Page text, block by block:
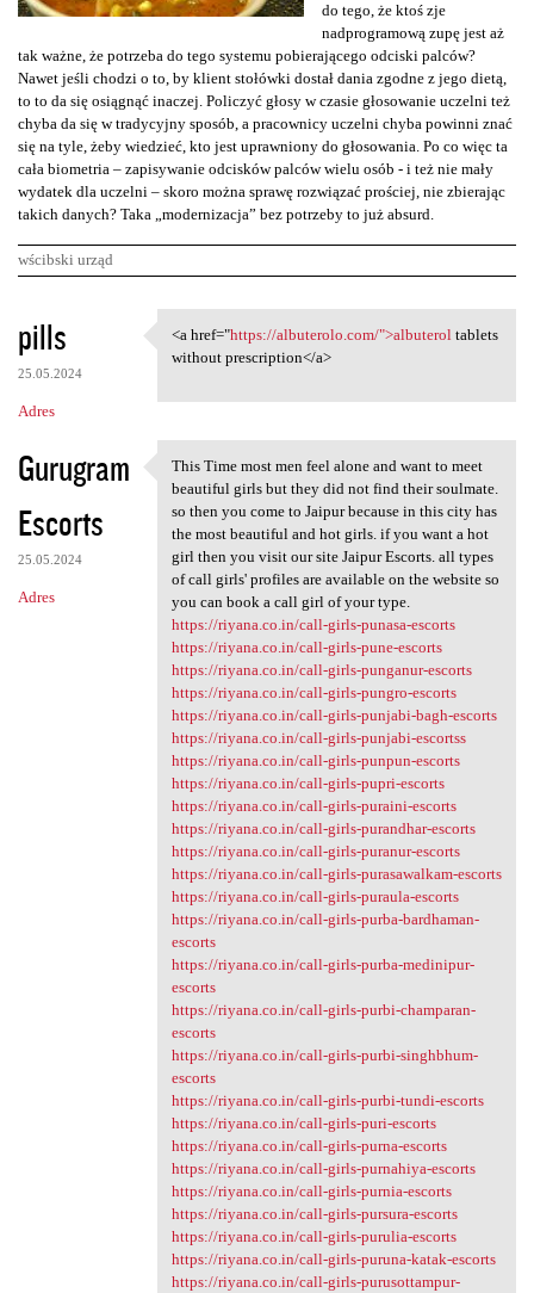
do tego, że ktoś zje
nadprogramową zupę jest aż
tak ważne, że potrzeba do tego systemu pobierającego odciski palców?
Nawet jeśli chodzi o to, by klient stołówki dostał dania zgodne z jego dietą,
to to da się osiągnąć inaczej. Policzyć głosy w czasie głosowanie uczelni też
chyba da się w tradycyjny sposób, a pracownicy uczelni chyba powinni znać
się na tyle, żeby wiedzieć, kto jest uprawniony do głosowania. Po co więc ta
cała biometria – zapisywanie odcisków palców wielu osób - i też nie mały
wydatek dla uczelni – skoro można sprawę rozwiązać prościej, nie zbierając
takich danych? Taka „modernizacja” bez potrzeby to już absurd.
wścibski urząd
K
o
m
e
n
t
a
r
z
pills
25.05.2024
Adres
<a href="https://albuterolo
<a href="https://albuterolo.com/">albuteroltablets
without prescription</a>
Gurugram
Escorts
25.05.2024
Adres
This Time most men feel alone
This Time most men feel alone and want to meet
beautiful girls but they did not find their soulmate.
so then you come to Jaipur because in this city has
the most beautiful and hot girls. if you want a hot
girl then you visit our site Jaipur Escorts. all types
of call girls' profiles are available on the website so
you can book a call girl of your type.
https://riyana.co.in/call-girls-punasa-escorts
https://riyana.co.in/call-girls-pune-escorts
https://riyana.co.in/call-girls-punganur-escorts
https://riyana.co.in/call-girls-pungro-escorts
https://riyana.co.in/call-girls-punjabi-bagh-escorts
https://riyana.co.in/call-girls-punjabi-escortss
https://riyana.co.in/call-girls-punpun-escorts
https://riyana.co.in/call-girls-pupri-escorts
https://riyana.co.in/call-girls-puraini-escorts
https://riyana.co.in/call-girls-purandhar-escorts
https://riyana.co.in/call-girls-puranur-escorts
https://riyana.co.in/call-girls-purasawalkam-escorts
https://riyana.co.in/call-girls-puraula-escorts
https://riyana.co.in/call-girls-purba-bardhaman-
escorts
https://riyana.co.in/call-girls-purba-medinipur-
escorts
https://riyana.co.in/call-girls-purbi-champaran-
escorts
https://riyana.co.in/call-girls-purbi-singhbhum-
escorts
https://riyana.co.in/call-girls-purbi-tundi-escorts
https://riyana.co.in/call-girls-puri-escorts
https://riyana.co.in/call-girls-purna-escorts
https://riyana.co.in/call-girls-purnahiya-escorts
https://riyana.co.in/call-girls-purnia-escorts
https://riyana.co.in/call-girls-pursura-escorts
https://riyana.co.in/call-girls-purulia-escorts
https://riyana.co.in/call-girls-puruna-katak-escorts
https://riyana.co.in/call-girls-purusottampur-